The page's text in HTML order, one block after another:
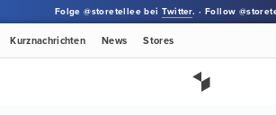
Folge @storetellee beiTwitter. · Follow
Kurznachrichten News Stores